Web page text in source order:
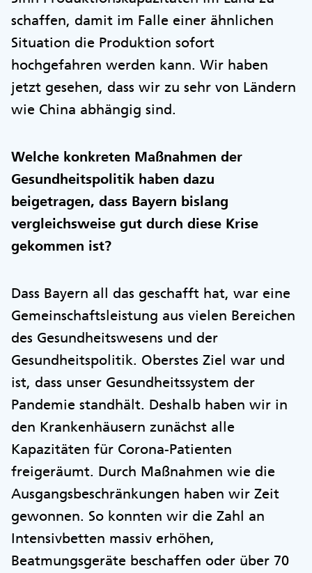
schaffen, damit im Falle einer ähnlichen
Situation die Produktion sofort
hochgefahren werden kann. Wir haben
jetzt gesehen, dass wir zu sehr von Ländern
wie China abhängig sind.
Welche konkreten Maßnahmen der
Gesundheitspolitik haben dazu
beigetragen, dass Bayern bislang
vergleichsweise gut durch diese Krise
gekommen ist?
Dass Bayern all das geschafft hat, war eine
Gemeinschaftsleistung aus vielen Bereichen
des Gesundheitswesens und der
Gesundheitspolitik. Oberstes Ziel war und
ist, dass unser Gesundheitssystem der
Pandemie standhält. Deshalb haben wir in
den Krankenhäusern zunächst alle
Kapazitäten für Corona-Patienten
freigeräumt. Durch Maßnahmen wie die
Ausgangsbeschränkungen haben wir Zeit
gewonnen. So konnten wir die Zahl an
Intensivbetten massiv erhöhen,
Beatmungsgeräte beschaffen oder über 70